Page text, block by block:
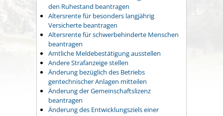
den Ruhestand beantragen
Altersrente für besonders langjährig
Versicherte beantragen
Altersrente für schwerbehinderte Menschen
beantragen
Amtliche Meldebestätigung ausstellen
Andere Strafanzeige stellen
Änderung bezüglich des Betriebs
gentechnischer Anlagen mitteilen
Änderung der Gemeinschaftslizenz
beantragen
Änderung des Entwicklungsziels einer